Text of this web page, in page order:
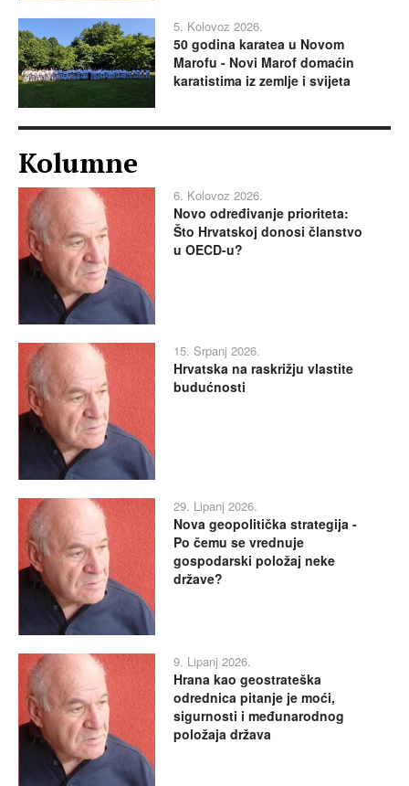
5. Kolovoz 2026.
50 godina karatea u Novom
Marofu - Novi Marof domaćin
karatistima iz zemlje i svijeta
Kolumne
6. Kolovoz 2026.
Novo određivanje prioriteta:
Što Hrvatskoj donosi članstvo
u OECD-u?
15. Srpanj 2026.
Hrvatska na raskrižju vlastite
budućnosti
29. Lipanj 2026.
Nova geopolitička strategija -
Po čemu se vrednuje
gospodarski položaj neke
države?
9. Lipanj 2026.
Hrana kao geostrateška
odrednica pitanje je moći,
sigurnosti i međunarodnog
položaja država